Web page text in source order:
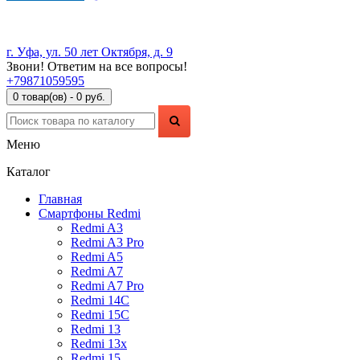
г. Уфа, ул. 50 лет Октября, д. 9
Звони! Ответим на все вопросы!
+79871059595
0 товар(ов) - 0 руб.
Меню
Каталог
Главная
Смартфоны Redmi
Redmi A3
Redmi A3 Pro
Redmi A5
Redmi A7
Redmi A7 Pro
Redmi 14C
Redmi 15C
Redmi 13
Redmi 13x